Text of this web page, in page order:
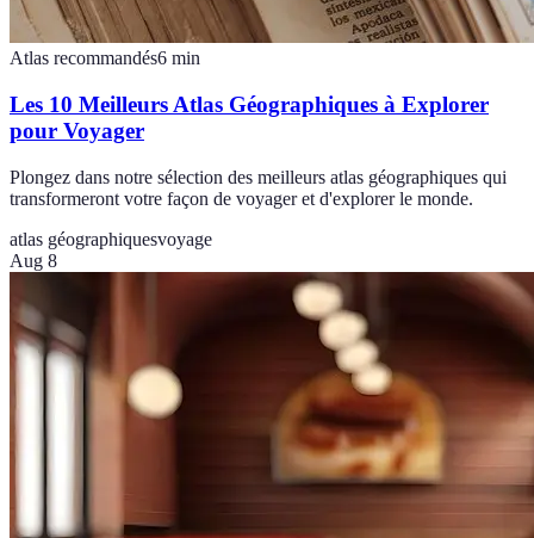
Atlas recommandés6 min
Les 10 Meilleurs Atlas Géographiques à Explorer
pour Voyager
Plongez dans notre sélection des meilleurs atlas géographiques qui
transformeront votre façon de voyager et d'explorer le monde.
atlas géographiquesvoyage
Aug 8